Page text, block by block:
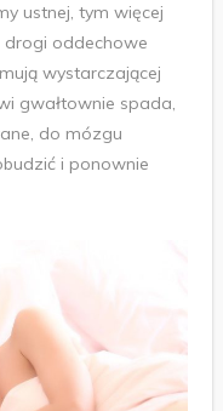
ustnej, tym więcej
drogi oddechowe
wystarczającej
gwałtownie spada,
do mózgu
i ponownie